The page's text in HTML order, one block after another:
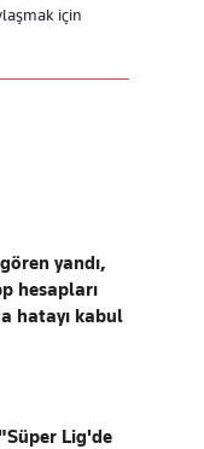
için
yandı,
hesapları
hatayı kabul
Lig'de